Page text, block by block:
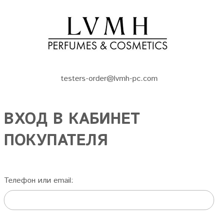
testers-order@lvmh-pc.com
ВХОД В КАБИНЕТ
ПОКУПАТЕЛЯ
Телефон или email: